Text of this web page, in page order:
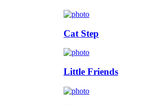
Cat Step
Little Friends